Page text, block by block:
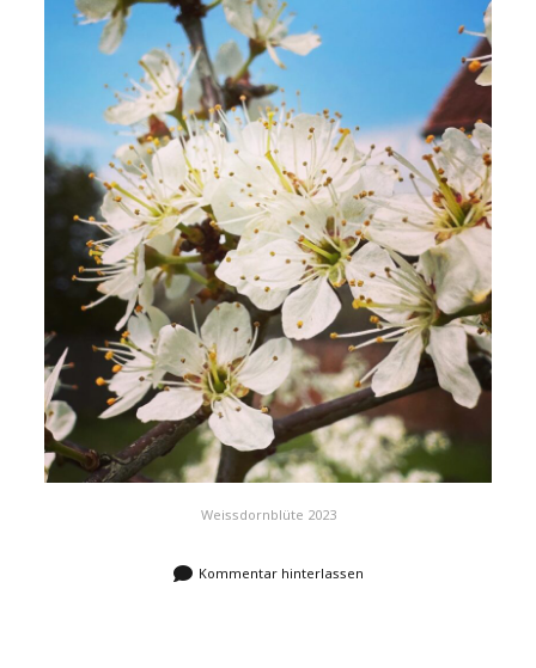
Weissdornblüte 2023
Kommentar hinterlassen